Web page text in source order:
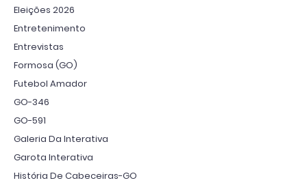
Eleições 2026
Entretenimento
Entrevistas
Formosa (GO)
Futebol Amador
GO-346
GO-591
Galeria Da Interativa
Garota Interativa
História De Cabeceiras-GO